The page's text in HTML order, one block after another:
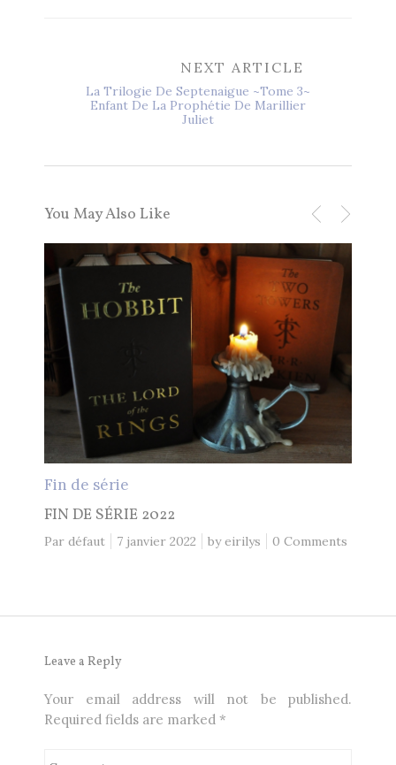
NEXT ARTICLE
La Trilogie De Septenaigue ~Tome 3~
Enfant De La Prophétie De Marillier
Juliet
You May Also Like
Fin de série
FIN DE SÉRIE 2022
Par défaut 7 janvier 2022 byeirilys 0 Comments
Leave a Reply
Your email address will not be published.
Required fields are marked *